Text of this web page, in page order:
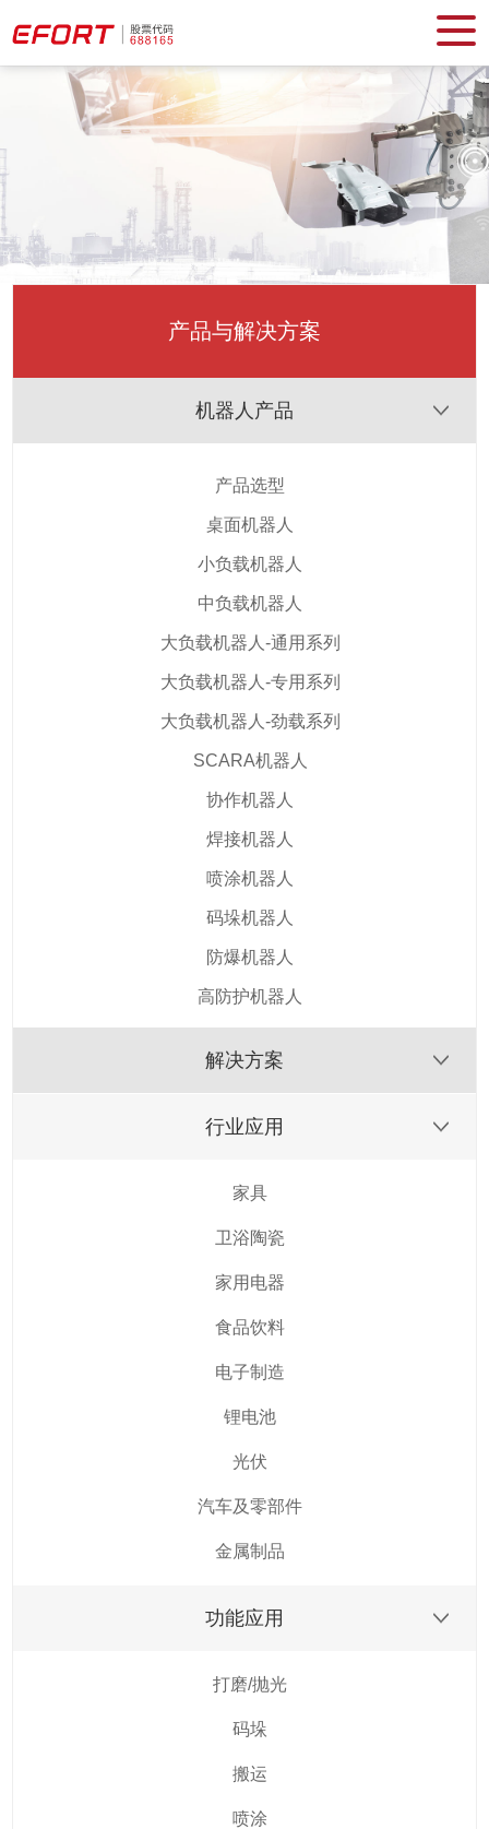
产品与解决方案
机器人产品
产品选型
桌面机器人
小负载机器人
中负载机器人
大负载机器人-通用系列
大负载机器人-专用系列
大负载机器人-劲载系列
SCARA机器人
协作机器人
焊接机器人
喷涂机器人
码垛机器人
防爆机器人
高防护机器人
解决方案
行业应用
家具
卫浴陶瓷
家用电器
食品饮料
电子制造
锂电池
光伏
汽车及零部件
金属制品
功能应用
打磨/抛光
码垛
搬运
喷涂